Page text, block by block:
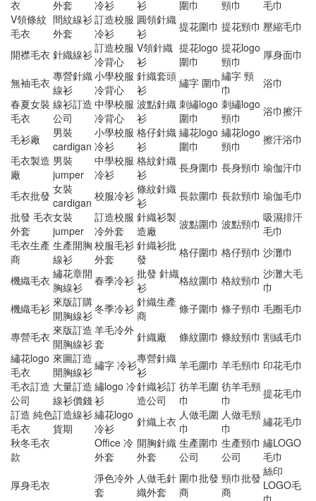
衣
外套
冷衫
衫
圍巾
頸巾
毛巾
V領條紋
毛衣
間紋線衫
外套
訂造校服
冷衫
圓領針織
衫
提花圍巾 提花頸巾 壓縮毛巾
開襟毛衣 針織線衫訂造校服
冷背心
V領針織
衫
提花logo
圍巾
提花logo
頸巾
厚身面巾
無袖毛衣 專營針織
線衫
小學校服
冷背心
針織套頭
衫
繡字 圍巾繡字 頸
巾
浴巾
春夏女裝
毛衣
線衫訂造
公司
中學校服
冷背心
波點針織
衫
刺繡logo
圍巾
刺繡logo
頸巾
浴巾擦汗
毛衫廠
男裝
cardigan
小學校服
冷衫
格仔針織
衫
繡花logo
圍巾
繡花logo
頸巾
擦汗浴巾
毛衣製造
廠
男裝
jumper
中學校服
冷衫
格紋針織
衫
長身圍巾 長身頸巾 瑜伽汗巾
毛衣批發 女裝
cardigan 校服冷衫 條紋針織
衫
長款圍巾 長款頸巾 瑜伽毛巾
批發 毛衣
外套
女裝
jumper
訂造校服
冷外套
針織衫製
造廠
波點圍巾 波點頸巾 吸濕排汗
毛巾
毛衣生產
商
生產開胸
線衫
校服毛衫
外套
針織衫批
發
格仔圍巾 格仔頸巾 沙灘巾
機織毛衣 繡花章開
胸線衫
春季冷衫 批發 針織
衫
格紋圍巾 格紋頸巾 沙灘大毛
巾
機織毛衫 來版訂購
開胸線衫冬季冷衫 針織生產
商
條子圍巾 條子頸巾 毛圈毛巾
專營毛衣 來版訂造
開胸線衫
羊毛冷外
套
針織廠 條紋圍巾 條紋頸巾 割絨毛巾
繡花logo
毛衣
來圖訂造
開胸線衫繡字 冷衫專營針織
衫
羊毛圍巾 羊毛頸巾 印花毛巾
毛衣訂造
公司
大量訂造
線衫價錢
繡logo 冷
衫
針織衫訂
造公司
彷羊毛圍
巾
彷羊毛頸
巾
提花毛巾
訂造 純色
毛衣
訂造線衫
貨期
繡花logo
冷衫
針織上衣 人做毛圍
巾
人做毛頸
巾
繡花毛巾
秋冬毛衣
款
Office 冷
外套
開胸針織
外套
生產圍巾
公司
生產頸巾
公司
繡LOGO
毛巾
厚身毛衣
淨色冷外
套
人做毛針
織外套
圍巾批發
商
頸巾批發
商
絲印
LOGO毛